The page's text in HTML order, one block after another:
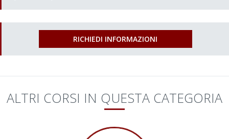
RICHIEDI INFORMAZIONI
ALTRI CORSI IN QUESTA CATEGORIA